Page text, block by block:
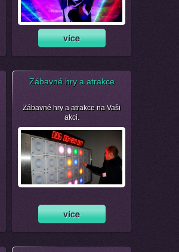
Zábavné hry a atrakce
Zábavné hry a atrakce na Vaši
akci.